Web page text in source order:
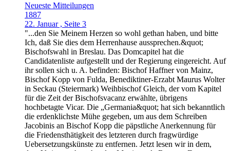
Neueste Mitteilungen
1887
22. Januar , Seite 3
"...den Sie Meinem Herzen so wohl gethan haben, und bitte
Ich, daß Sie dies dem Herrenhause aussprechen.&quot;
Bischofswahl in Breslau. Das Domcapitel hat die
Candidatenliste aufgestellt und der Regierung eingereicht. Auf
ihr sollen sich u. A. befinden: Bischof Haffner von Mainz,
Bischof Kopp von Fulda, Benediktiner-Erzabt Maurus Wolter
in Seckau (Steiermark) Weihbischof Gleich, der vom Kapitel
für die Zeit der Bischofsvacanz erwählte, übrigens
hochbetagte Vicar. Die „Germania&quot; hat sich bekanntlich
die erdenklichste Mühe gegeben, um aus dem Schreiben
Jacobinis an Bischof Kopp die päpstliche Anerkennung für
die Friedensthätigkeit des letzteren durch fragwürdige
Uebersetzungskünste zu entfernen. Jetzt lesen wir in dem,